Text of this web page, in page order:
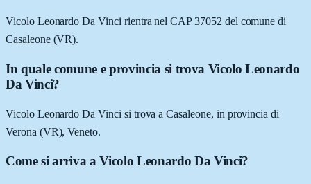
Vicolo Leonardo Da Vinci rientra nel CAP 37052 del comune di
Casaleone (VR).
In quale comune e provincia si trova Vicolo Leonardo
Da Vinci?
Vicolo Leonardo Da Vinci si trova a Casaleone, in provincia di
Verona (VR), Veneto.
Come si arriva a Vicolo Leonardo Da Vinci?